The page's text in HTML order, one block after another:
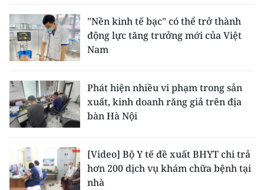
"Nền kinh tế bạc" có thể trở thành
động lực tăng trưởng mới của Việt
Nam
Phát hiện nhiều vi phạm trong sản
xuất, kinh doanh răng giả trên địa
bàn Hà Nội
[Video] Bộ Y tế đề xuất BHYT chi trả
hơn 200 dịch vụ khám chữa bệnh tại
nhà